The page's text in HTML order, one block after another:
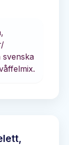
svenska